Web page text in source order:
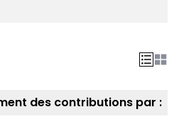
des contributions par :